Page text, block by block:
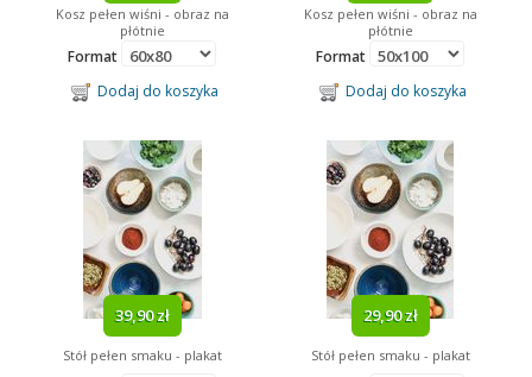
Kosz pełen wiśni - obraz na
płótnie
Format
Dodaj do koszyka
Kosz pełen wiśni - obraz na
płótnie
Format
Dodaj do koszyka
39,90 zł
Stół pełen smaku - plakat
29,90 zł
Stół pełen smaku - plakat